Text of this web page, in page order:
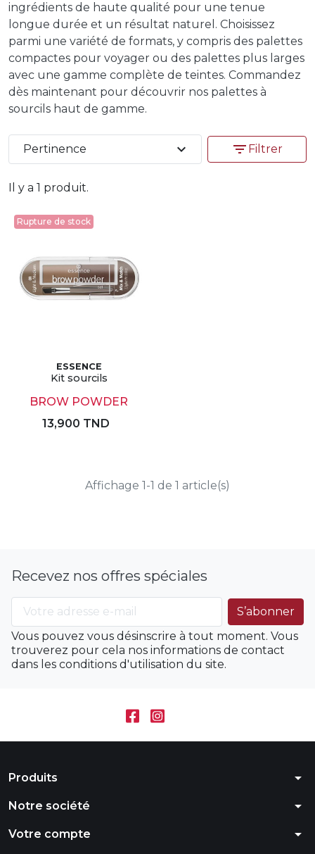
ingrédients de haute qualité pour une tenue
longue durée et un résultat naturel. Choisissez
parmi une variété de formats, y compris des palettes
compactes pour voyager ou des palettes plus larges
avec une gamme complète de teintes. Commandez
dès maintenant pour découvrir nos palettes à
sourcils haut de gamme.
Il y a 1 produit.
Pertinence expand_more filter_list Filtrer
Rupture de stock
ESSENCE
Kit sourcils
BROW POWDER
13,900 TND
Affichage 1-1 de 1 article(s)
Recevez nos offres spéciales
Vous pouvez vous désinscrire à tout moment. Vous
trouverez pour cela nos informations de contact
dans les conditions d'utilisation du site.
Produits arrow_drop_down
Notre société arrow_drop_down
Votre compte arrow_drop_down